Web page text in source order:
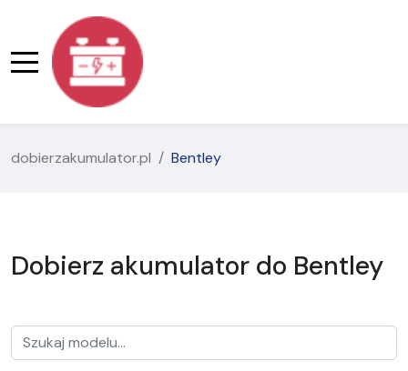
dobierzakumulator.pl Bentley
Dobierz akumulator do Bentley